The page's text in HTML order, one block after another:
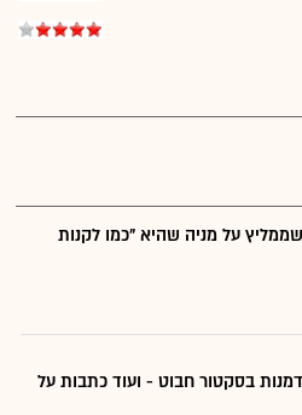
על מניה שהיא "כמו לקנות
בסקטור חבוט - ועוד כתבות על